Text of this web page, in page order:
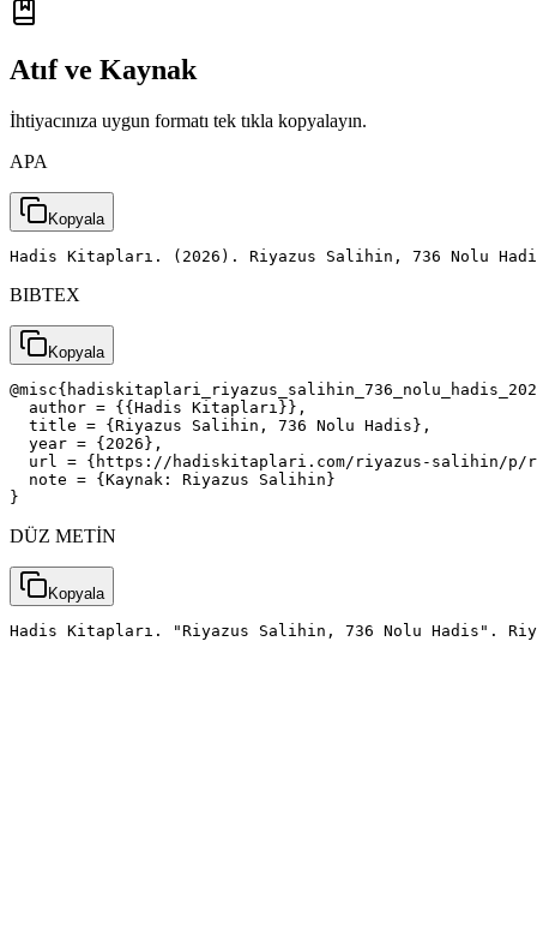
Atıf ve Kaynak
İhtiyacınıza uygun formatı tek tıkla kopyalayın.
APA
Kopyala
Hadis Kitapları. (2026). Riyazus Salihin, 736 Nolu
BIBTEX
Kopyala
  author = {{Hadis Kitapları}},
  title = {Riyazus Salihin, 736 Nolu Hadis},
  year = {2026},
url = {https://hadiskitaplari.com/riyazus-salihin/
  note = {Kaynak: Riyazus Salihin}
}
DÜZ METİN
Kopyala
Hadis Kitapları. "Riyazus Salihin, 736 Nolu Hadis".